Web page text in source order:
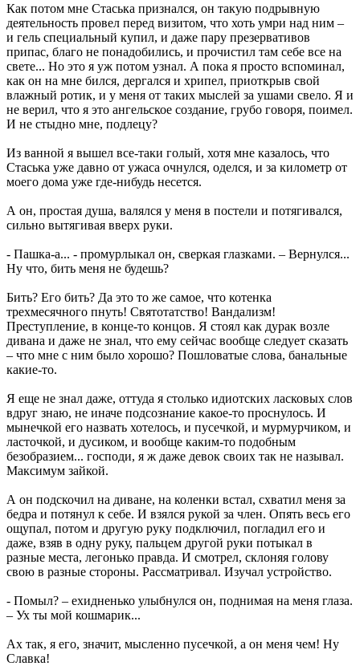
Как потом мне Стаська признался, он такую подрывную
деятельность провел перед визитом, что хоть умри над ним –
и гель специальный купил, и даже пару презервативов
припас, благо не понадобились, и прочистил там себе все на
свете... Но это я уж потом узнал. А пока я просто вспоминал,
как он на мне бился, дергался и хрипел, приоткрыв свой
влажный ротик, и у меня от таких мыслей за ушами свело. Я и
не верил, что я это ангельское создание, грубо говоря, поимел.
И не стыдно мне, подлецу?
Из ванной я вышел все-таки голый, хотя мне казалось, что
Стаська уже давно от ужаса очнулся, оделся, и за километр от
моего дома уже где-нибудь несется.
А он, простая душа, валялся у меня в постели и потягивался,
сильно вытягивая вверх руки.
- Пашка-а... - промурлыкал он, сверкая глазками. – Вернулся...
Ну что, бить меня не будешь?
Бить? Его бить? Да это то же самое, что котенка
трехмесячного пнуть! Святотатство! Вандализм!
Преступление, в конце-то концов. Я стоял как дурак возле
дивана и даже не знал, что ему сейчас вообще следует сказать
– что мне с ним было хорошо? Пошловатые слова, банальные
какие-то.
Я еще не знал даже, оттуда я столько идиотских ласковых слов
вдруг знаю, не иначе подсознание какое-то проснулось. И
мынечкой его назвать хотелось, и пусечкой, и мурмурчиком, и
ласточкой, и дусиком, и вообще каким-то подобным
безобразием... господи, я ж даже девок своих так не называл.
Максимум зайкой.
А он подскочил на диване, на коленки встал, схватил меня за
бедра и потянул к себе. И взялся рукой за член. Опять весь его
ощупал, потом и другую руку подключил, погладил его и
даже, взяв в одну руку, пальцем другой руки потыкал в
разные места, легонько правда. И смотрел, склоняя голову
свою в разные стороны. Рассматривал. Изучал устройство.
- Помыл? – ехидненько улыбнулся он, поднимая на меня глаза.
– Ух ты мой кошмарик...
Ах так, я его, значит, мысленно пусечкой, а он меня чем! Ну
Славка!